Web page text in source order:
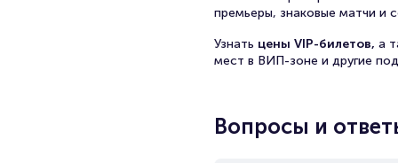
премьеры, знаковые матчи и
Узнать цены VIP-билетов, а
мест в ВИП-зоне и другие
Вопросы и